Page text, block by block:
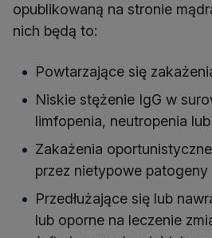
opublikowaną na stronie
nich będą to:
Powtarzające się
Niskie stężenie IgG w
limfopenia, neutropenia
Zakażenia
przez nietypowe patogeny
Przedłużające się lub
lub oporne na leczenie